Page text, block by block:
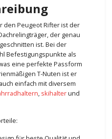
den Peugeot Rifter ist der
der genau
ist. Bei der
Befestigungspunkte als
eine perfekte Passform
T-Nuten ist er
einfach mit diversem
, skihalterund